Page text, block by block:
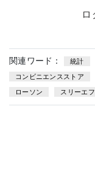
ロ
関連ワード： 統計
コンビニエンスストア
ローソン スリーエフ